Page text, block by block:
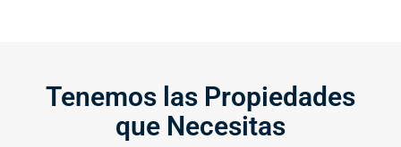
Tenemos las Propiedades
que Necesitas